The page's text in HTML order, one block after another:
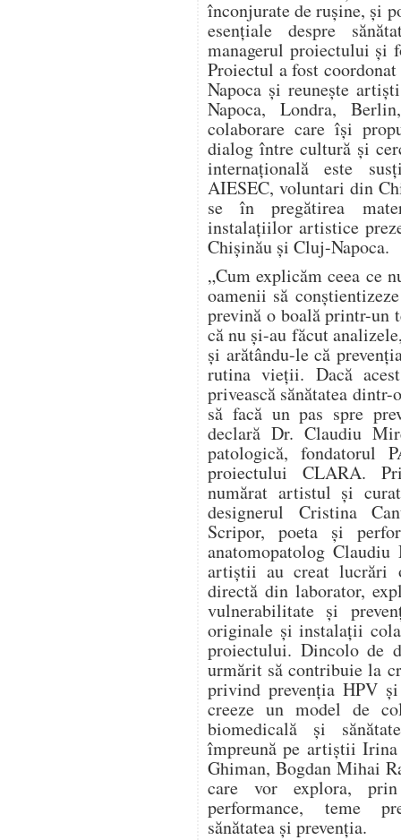
înconjurate de rușine, și
esențiale despre
managerul proiectului și
Proiectul a fost
Napoca și reunește
Napoca, Londra,
colaborare care își
dialog între cultură și
internațională este
AIESEC, voluntari din
se în pregătirea
instalațiilor artistice
Chișinău și Cluj-Napoca.
„Cum explicăm ceea ce
oamenii să
prevină o boală printr-un
că nu și-au făcut
și arătându-le că
rutina vieții. Dacă
privească sănătatea
să facă un pas spre
declară Dr. Claudiu
patologică, fondatorul
proiectului CLARA.
numărat artistul și
designerul Cristina
Scripor, poeta și
anatomopatolog
artiștii au creat lucrări
directă din laborator,
vulnerabilitate și
originale și instalații
proiectului. Dincolo de
urmărit să contribuie la
privind prevenția HPV
creeze un model de
biomedicală și
împreună pe artiștii
Ghiman, Bogdan Mihai
care vor explora,
performance, teme
sănătatea și prevenția.